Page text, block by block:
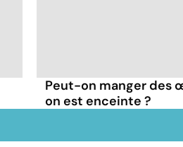
Peut-on manger des
on est enceinte ?